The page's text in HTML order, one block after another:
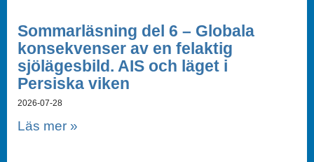
Sommarläsning del 6 – Globala
konsekvenser av en felaktig
sjölägesbild. AIS och läget i
Persiska viken
2026-07-28
Läs mer »